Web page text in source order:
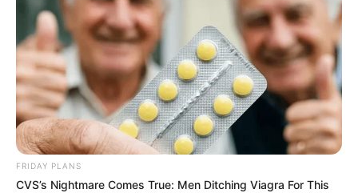
FRIDAY PLANS
CVS’s Nightmare Comes True: Men Ditching Viagra For This